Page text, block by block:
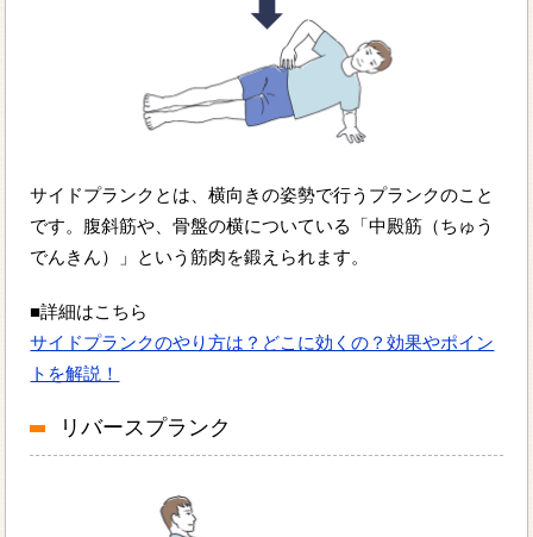
サイドプランクとは、横向きの姿勢で行うプランクのこと
です。腹斜筋や、骨盤の横についている「中殿筋（ちゅう
でんきん）」という筋肉を鍛えられます。
■詳細はこちら
サイドプランクのやり方は？どこに効くの？効果やポイン
トを解説！
リバースプランク